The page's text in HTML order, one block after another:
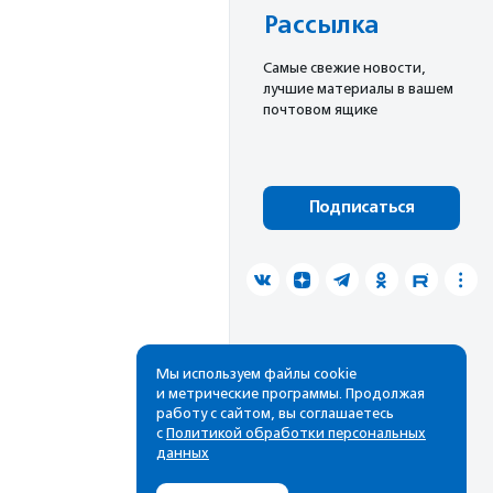
Рассылка
Cамые свежие новости,
лучшие материалы в вашем
почтовом ящике
Подписаться
Мы используем файлы cookie
и метрические программы. Продолжая
работу с сайтом, вы соглашаетесь
с Политикой обработки персональных
данных